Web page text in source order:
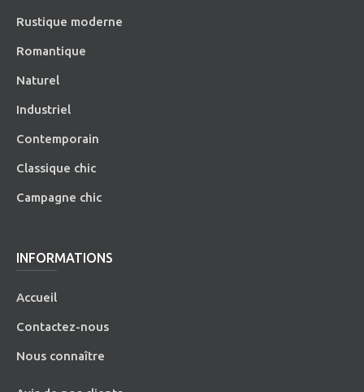
Rustique moderne
Romantique
Naturel
Industriel
Contemporain
Classique chic
Campagne chic
INFORMATIONS
Accueil
Contactez-nous
Nous connaître